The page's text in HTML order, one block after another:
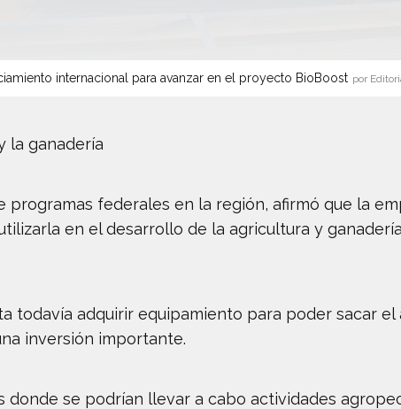
internacional para avanzar en el proyecto BioBoost por
la ganadería
federales en la región, afirmó que la
en el desarrollo de la agricultura y
todavía adquirir equipamiento para poder sacar
inversión importante.
se podrían llevar a cabo actividades